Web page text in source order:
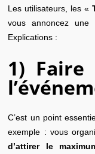
Les utilisateurs, les «
vous annoncez une
Explications :
1)
C’est un point
exemple : vous
d’attirer le